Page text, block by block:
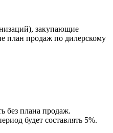
закупающие
план продаж по дилерскому
без плана продаж.
будет составлять 5%.